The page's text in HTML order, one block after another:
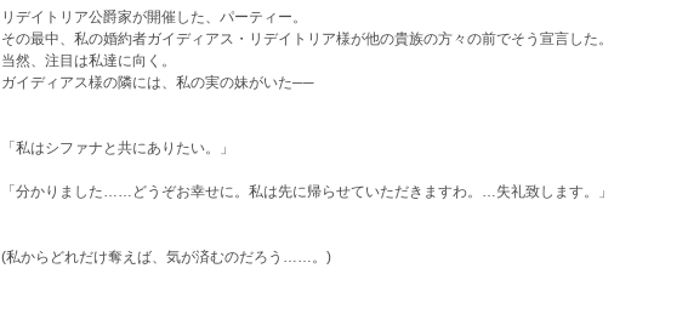
リデイトリア公爵家が開催した、パーティー。
その最中、私の婚約者ガイディアス・リデイトリア様が他の貴族の方々の前でそう宣言した。
当然、注目は私達に向く。
ガイディアス様の隣には、私の実の妹がいた──
「私はシファナと共にありたい。」
「分かりました……どうぞお幸せに。私は先に帰らせていただきますわ。…失礼致します。」
(私からどれだけ奪えば、気が済むのだろう……。)